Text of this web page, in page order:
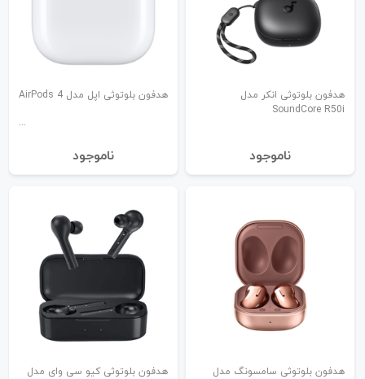
هدفون بلوتوثی انکر مدل
SoundCore R50i
نا‌موجود
هدفون بلوتوثی اپل مدل AirPods 4
نا‌موجود
هدفون بلوتوثی سامسونگ مدل
هدفون بلوتوثی کیو سی وای مدل